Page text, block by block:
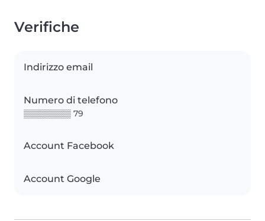
Verifiche
Indirizzo email
Numero di telefono
▒▒▒▒▒▒▒▒ 79
Account Facebook
Account Google